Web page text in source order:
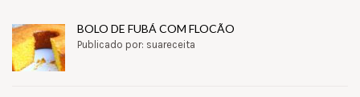
BOLO DE FUBÁ COM FLOCÃO
Publicado por: suareceita